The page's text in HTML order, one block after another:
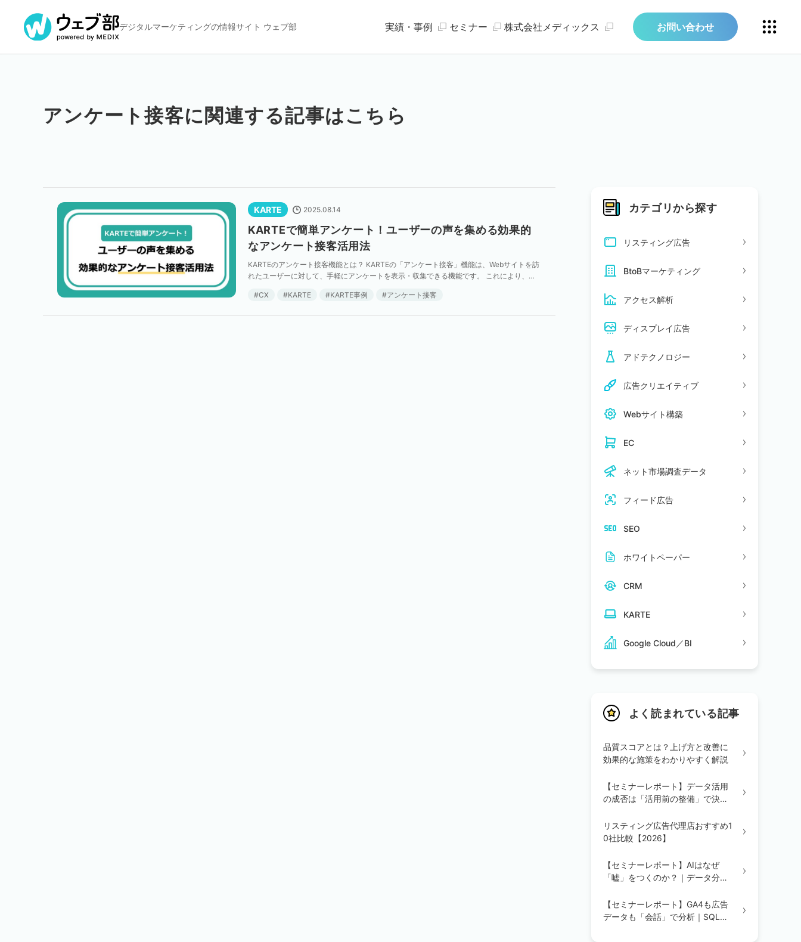
デジタルマーケティングの情報サイト ウェブ部 実績・事例 セミナー 株式会社メディックス お問い合わせ
アンケート接客に関連する記事はこちら
KARTE 2025.08.14
KARTEで簡単アンケート！ユーザーの声を集める効果的
なアンケート接客活用法
KARTEのアンケート接客機能とは？ KARTEの「アンケート接客」機能は、Webサイトを訪
れたユーザーに対して、手軽にアンケートを表示・収集できる機能です。 これにより、ユ
CX
KARTE KARTE事例 アンケート接客
カテゴリから探す
リスティング広告
BtoBマーケティング
アクセス解析
ディスプレイ広告
アドテクノロジー
広告クリエイティブ
Webサイト構築
EC
ネット市場調査データ
フィード広告
SEO
ホワイトペーパー
CRM
KARTE
Google Cloud／BI
よく読まれている記事
品質スコアとは？上げ方と改善に
効果的な施策をわかりやすく解説
【セミナーレポート】データ活用
の成否は「活用前の整備」で決ま
3ステップを解説
リスティング広告代理店おすすめ1
0社比較【2026】
【セミナーレポート】AIはなぜ
「嘘」をつくのか？｜データ分析
要性
【セミナーレポート】GA4も広告
データも「会話」で分析｜SQL不